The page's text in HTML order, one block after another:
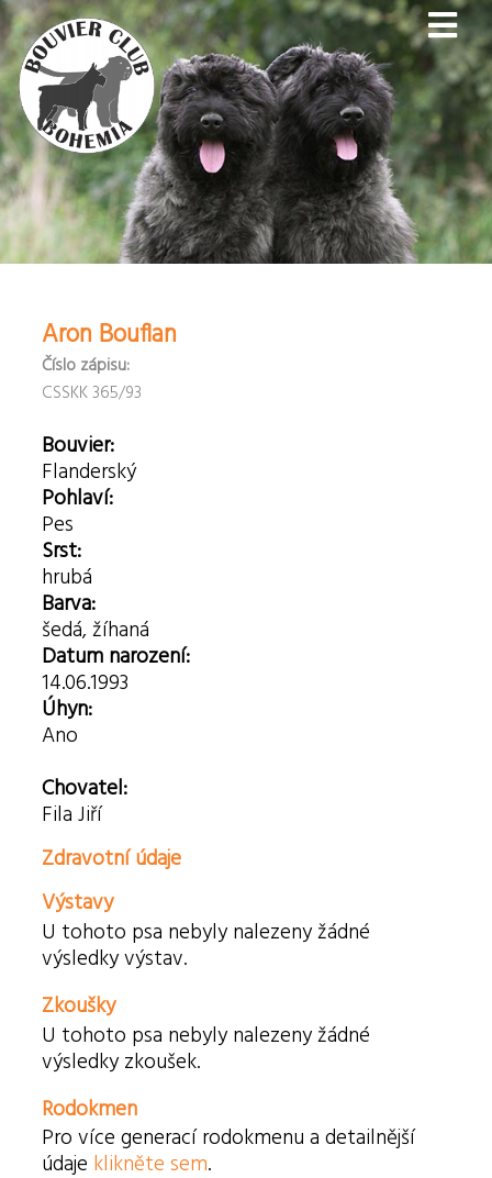
Aron Bouflan
Číslo zápisu:
CSSKK 365/93
Bouvier:
Flanderský
Pohlaví:
Pes
Srst:
hrubá
Barva:
šedá, žíhaná
Datum narození:
14.06.1993
Úhyn:
Ano
Chovatel:
Fila Jiří
Zdravotní údaje
Výstavy
U tohoto psa nebyly nalezeny žádné
výsledky výstav.
Zkoušky
U tohoto psa nebyly nalezeny žádné
výsledky zkoušek.
Rodokmen
Pro více generací rodokmenu a detailnější
údaje klikněte sem.